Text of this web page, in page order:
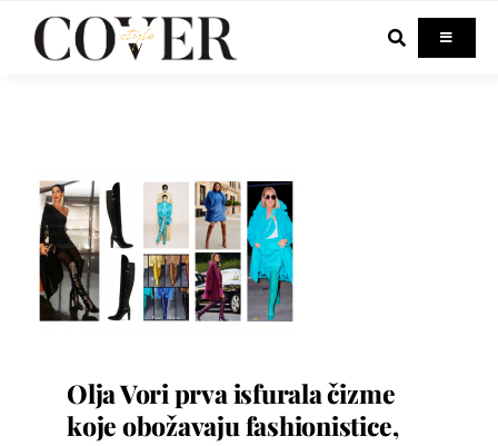
Toggle
Fashion
Beauty
LifestyleOlja Vori prva isfurala čizme
koje obožavaju fashionistice,